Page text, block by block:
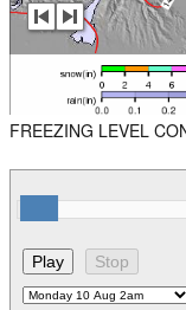
FREEZING LEVEL